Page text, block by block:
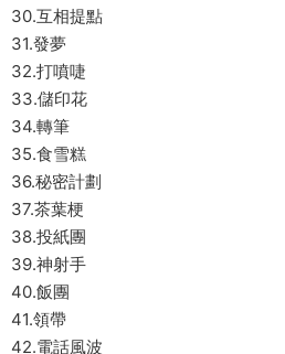
30.互相提點
31.發夢
32.打噴啑
33.儲印花
34.轉筆
35.食雪糕
36.秘密計劃
37.茶葉梗
38.投紙團
39.神射手
40.飯團
41.領帶
42.電話風波